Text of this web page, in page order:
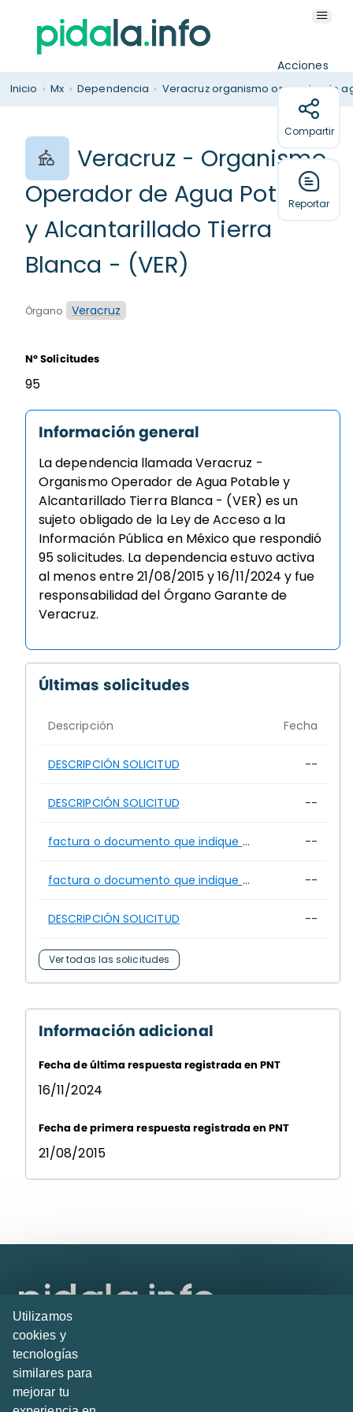
Inicio › Mx › Dependencia › Veracruz organismo operador de
Acciones
Compartir
Reportar
Veracruz - Organismo
Operador de Agua Potable
y Alcantarillado Tierra
Blanca - (VER)
Órgano Veracruz
Nº Solicitudes
95
Información general
La dependencia llamada Veracruz -
Organismo Operador de Agua Potable y
Alcantarillado Tierra Blanca - (VER) es un
sujeto obligado de la Ley de Acceso a la
Información Pública en México que respondió
95 solicitudes. La dependencia estuvo activa
al menos entre 21/08/2015 y 16/11/2024 y fue
responsabilidad del Órgano Garante de
Veracruz.
Últimas solicitudes
Descripción Fecha
DESCRIPCIÓN SOLICITUD --
DESCRIPCIÓN SOLICITUD --
factura o documento que indique el costo de adquisición del camión desensolvador de drenaje adquirid --
factura o documento que indique el costo de adquisición del camión desensolvador de drenaje adquirid --
DESCRIPCIÓN SOLICITUD --
Ver todas las solicitudes
Información adicional
Fecha de última respuesta registrada en PNT
16/11/2024
Fecha de primera respuesta registrada en PNT
21/08/2015
Utilizamos
cookies y
tecnologías
similares para
mejorar tu
Creado por
Calle Querétaro 120, Depto H